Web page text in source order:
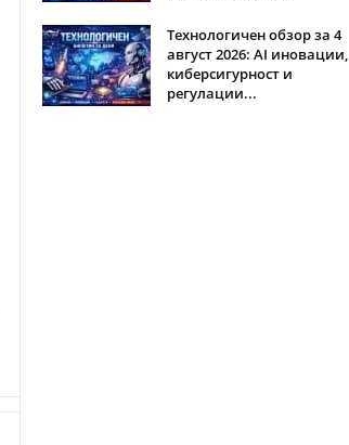
Технологичен обзор за 4
август 2026: AI иновации,
киберсигурност и
регулации...